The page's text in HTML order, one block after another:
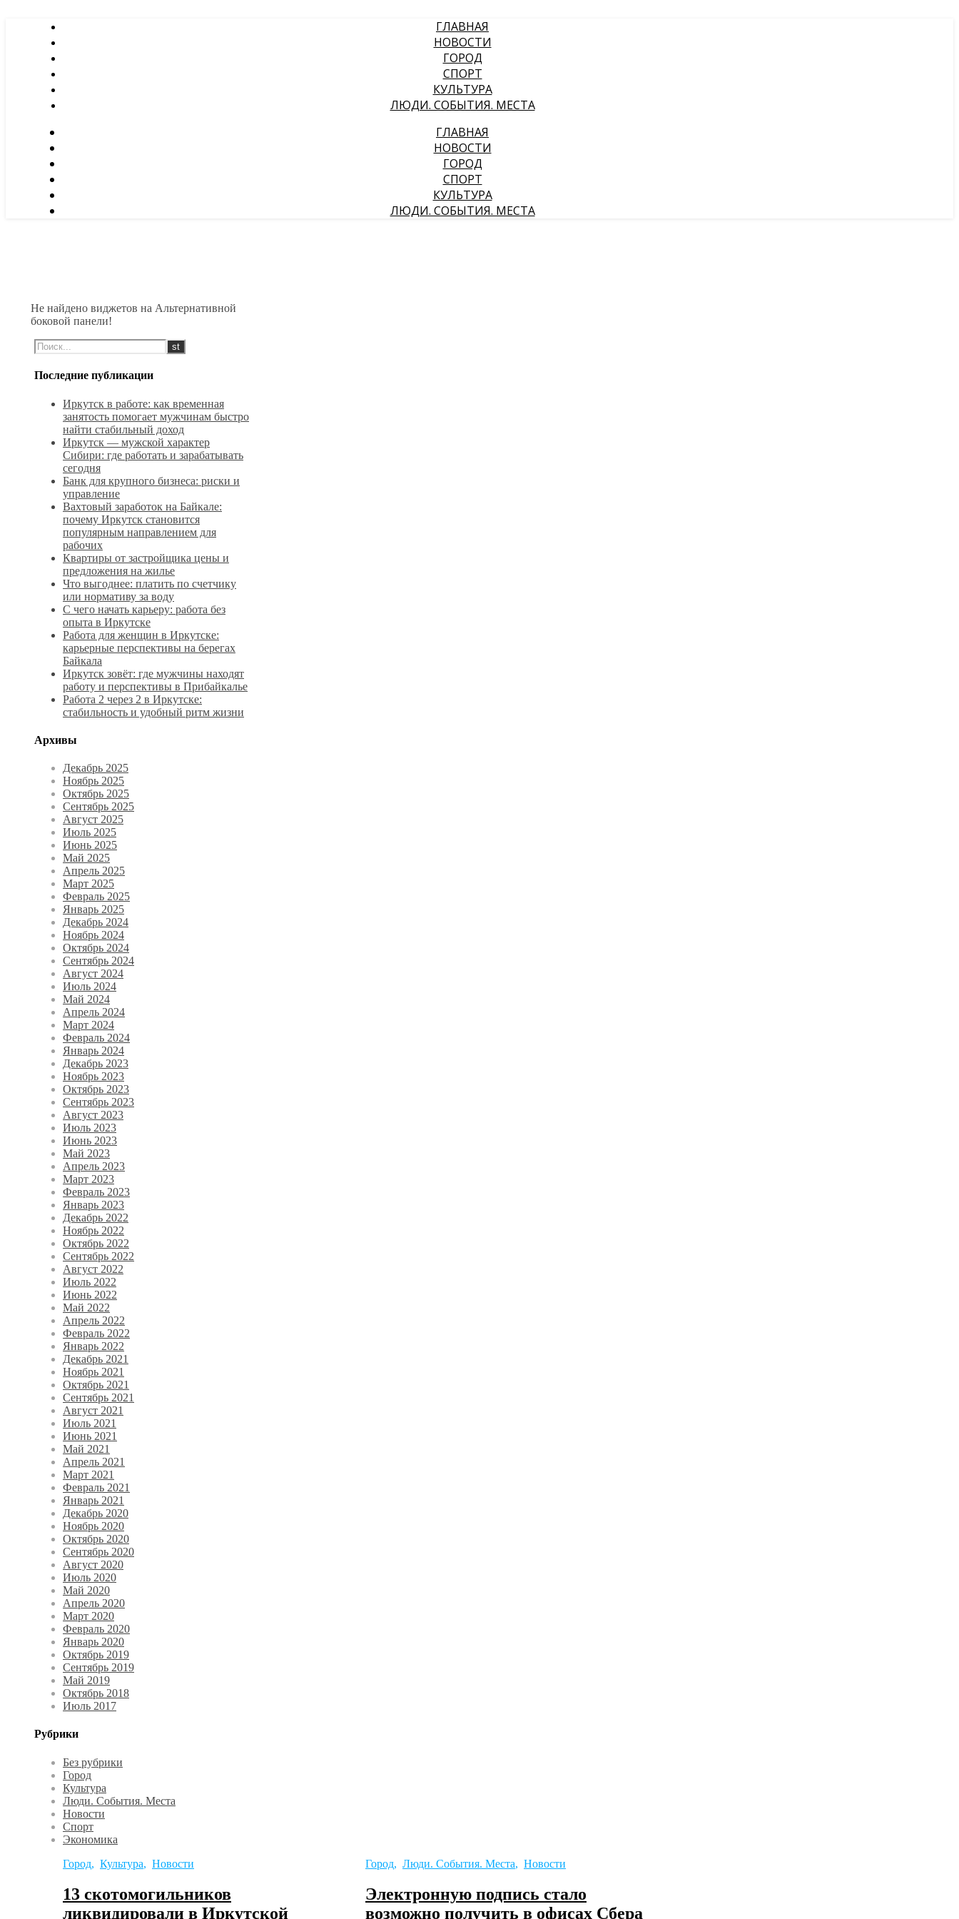
ГЛАВНАЯ
НОВОСТИ
ГОРОД
СПОРТ
КУЛЬТУРА
ЛЮДИ. СОБЫТИЯ. МЕСТА
ГЛАВНАЯ
НОВОСТИ
ГОРОД
СПОРТ
КУЛЬТУРА
ЛЮДИ. СОБЫТИЯ. МЕСТА
Не найдено виджетов на Альтернативной
боковой панели!
Последние публикации
Иркутск в работе: как временная
занятость помогает мужчинам быстро
найти стабильный доход
Иркутск — мужской характер
Сибири: где работать и зарабатывать
сегодня
Банк для крупного бизнеса: риски и
управление
Вахтовый заработок на Байкале:
почему Иркутск становится
популярным направлением для
рабочих
Квартиры от застройщика цены и
предложения на жилье
Что выгоднее: платить по счетчику
или нормативу за воду
С чего начать карьеру: работа без
опыта в Иркутске
Работа для женщин в Иркутске:
карьерные перспективы на берегах
Байкала
Иркутск зовёт: где мужчины находят
работу и перспективы в Прибайкалье
Работа 2 через 2 в Иркутске:
стабильность и удобный ритм жизни
Архивы
Декабрь 2025
Ноябрь 2025
Октябрь 2025
Сентябрь 2025
Август 2025
Июль 2025
Июнь 2025
Май 2025
Апрель 2025
Март 2025
Февраль 2025
Январь 2025
Декабрь 2024
Ноябрь 2024
Октябрь 2024
Сентябрь 2024
Август 2024
Июль 2024
Май 2024
Апрель 2024
Март 2024
Февраль 2024
Январь 2024
Декабрь 2023
Ноябрь 2023
Октябрь 2023
Сентябрь 2023
Август 2023
Июль 2023
Июнь 2023
Май 2023
Апрель 2023
Март 2023
Февраль 2023
Январь 2023
Декабрь 2022
Ноябрь 2022
Октябрь 2022
Сентябрь 2022
Август 2022
Июль 2022
Июнь 2022
Май 2022
Апрель 2022
Февраль 2022
Январь 2022
Декабрь 2021
Ноябрь 2021
Октябрь 2021
Сентябрь 2021
Август 2021
Июль 2021
Июнь 2021
Май 2021
Апрель 2021
Март 2021
Февраль 2021
Январь 2021
Декабрь 2020
Ноябрь 2020
Октябрь 2020
Сентябрь 2020
Август 2020
Июль 2020
Май 2020
Апрель 2020
Март 2020
Февраль 2020
Январь 2020
Октябрь 2019
Сентябрь 2019
Май 2019
Октябрь 2018
Июль 2017
Рубрики
Без рубрики
Город
Культура
Люди. События. Места
Новости
Спорт
Экономика
Город, Культура, Новости
13 скотомогильников
ликвидировали в Иркутской
Город, Люди. События. Места, Новости
Электронную подпись стало
возможно получить в офисах Сбера